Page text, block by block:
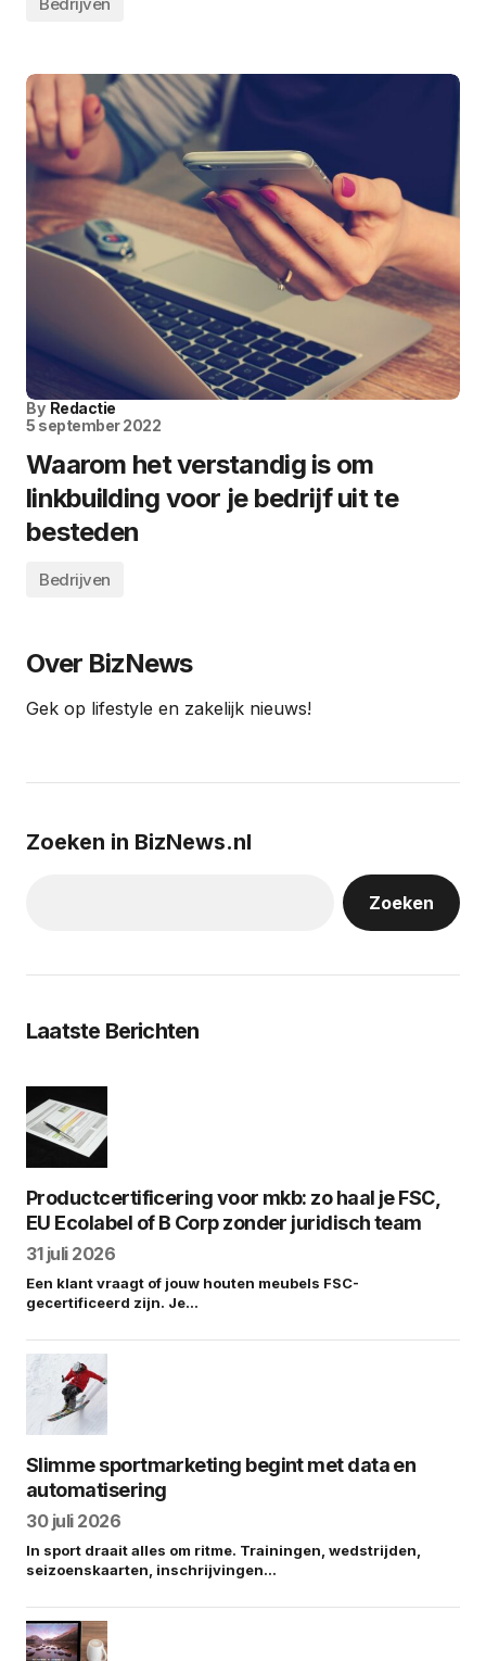
By Redactie
5 september 2022
Waarom het verstandig is om
linkbuilding voor je bedrijf uit te
besteden
Bedrijven
Over BizNews
Gek op lifestyle en zakelijk nieuws!
Zoeken in BizNews.nl
Zoeken
Laatste Berichten
Productcertificering voor mkb: zo haal je FSC,
EU Ecolabel of B Corp zonder juridisch team
31 juli 2026
Een klant vraagt of jouw houten meubels FSC-
gecertificeerd zijn. Je…
Slimme sportmarketing begint met data en
automatisering
30 juli 2026
In sport draait alles om ritme. Trainingen, wedstrijden,
seizoenskaarten, inschrijvingen…